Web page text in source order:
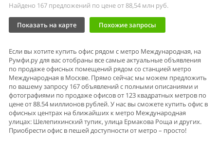
Найдено 167 предложений по цене от 88,54 млн руб.
Показать на карте Похожие запросы
Если вы хотите купить офис рядом с метро Международная, на
Румфи.ру для вас отобраны все самые актуальные объявления
по продаже офисных помещений рядом со станцией метро
Международная в Москве. Прямо сейчас мы можем предложить
по вашему запросу 167 объявлений с полными описаниями и
фотографиями по продаже офисов от 123 квадратных метров по
цене от 88.54 миллионов рублей. У нас вы сможете купить офис в
офисных центрах на ближайших к метро Международная
улицах: Шелепихинский тупик, улица Ермакова Роща и других.
Приобрести офис в пешей доступности от метро – просто!